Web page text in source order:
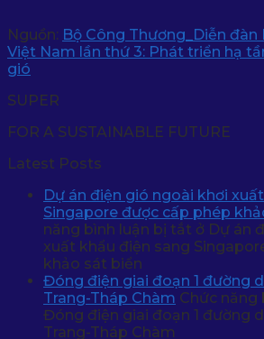
Nguồn: Bộ Công Thương_Diễn
Việt Nam lần thứ 3: Phát triển hạ
gió
SUPER
FOR A SUSTAINABLE FUTURE
Latest Posts
Dự án điện gió ngoài khơi
Singapore được cấp phép
năng bình luận bị tắt ở Dự án
xuất khẩu điện sang
khảo sát biển
Đóng điện giai đoạn 1 đường
Trang-Tháp Chàm Chức năng
Đóng điện giai đoạn 1 đường
Trang-Tháp Chàm